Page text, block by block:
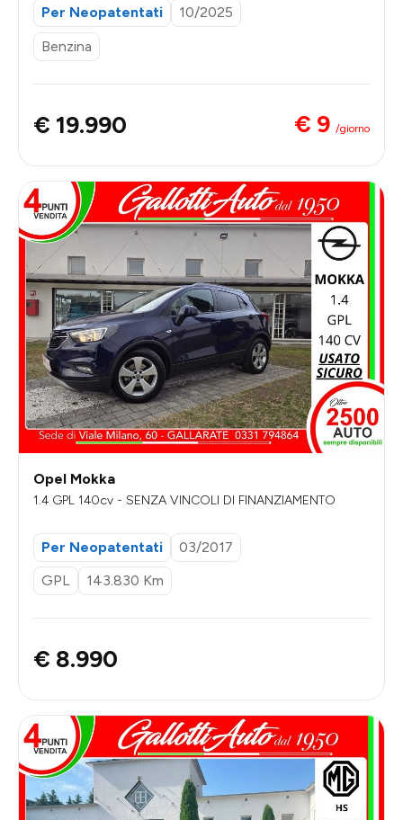
Per Neopatentati
10/2025
Benzina
€ 19.990 € 9 /giorno
Opel Mokka
1.4 GPL 140cv - SENZA VINCOLI DI FINANZIAMENTO
Per Neopatentati
03/2017
GPL
143.830 Km
€ 8.990